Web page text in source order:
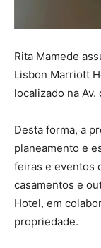
Rita Mamede
Lisbon Marriott
localizado na
Desta forma, a
planeamento e
feiras e eventos
casamentos e
Hotel, em
propriedade.